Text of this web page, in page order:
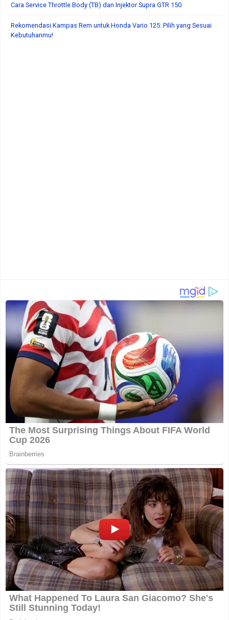
Cara Service Throttle Body (TB) dan Injektor Supra GTR 150
Rekomendasi Kampas Rem untuk Honda Vario 125: Pilih yang Sesuai
Kebutuhanmu!